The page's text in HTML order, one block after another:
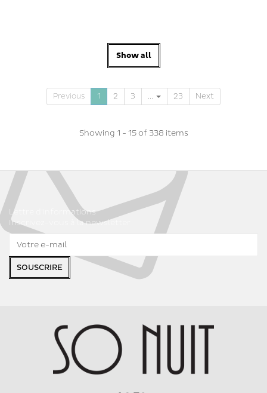
Show all
Previous 1 2 3 ... 23 Next
Showing 1 - 15 of 338 items
Lettre d'informations
Inscrivez-vous à la newsletter
SOUSCRIRE